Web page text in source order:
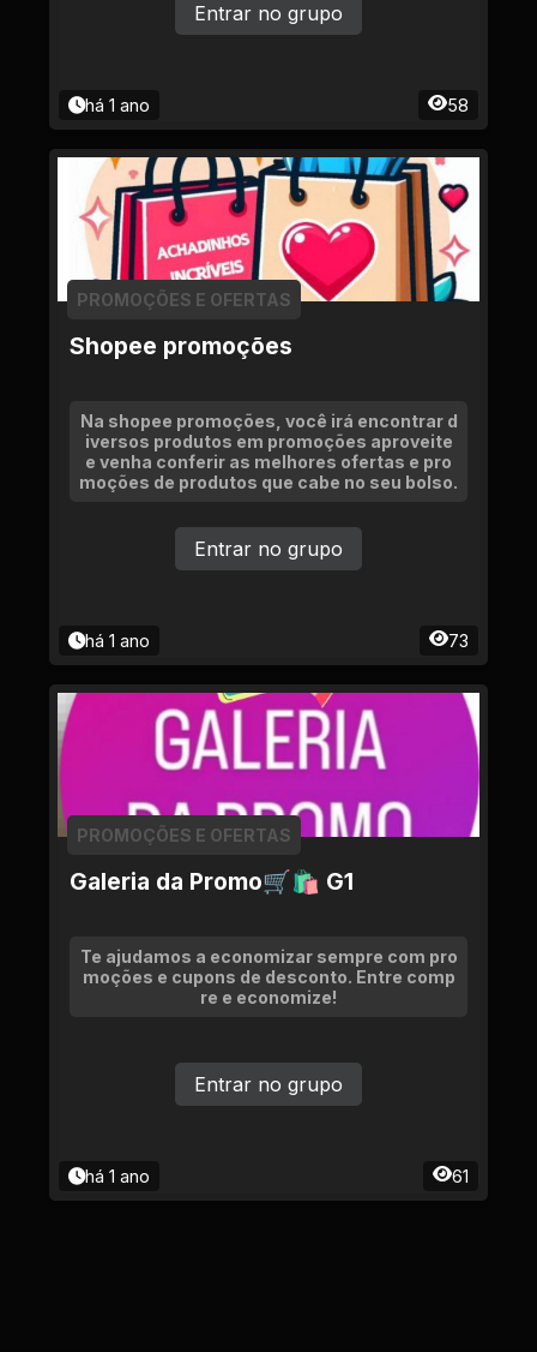
há 1 ano 58
Entrar no grupo
Shopee promoções
PROMOÇÕES E OFERTAS
Na shopee promoções, você irá encontrar d
iversos produtos em promoções aproveite
e venha conferir as melhores ofertas e pro
moções de produtos que cabe no seu bolso.
há 1 ano 73
Entrar no grupo
Galeria da Promo🛒🛍 G1
PROMOÇÕES E OFERTAS
Te ajudamos a economizar sempre com pro
moções e cupons de desconto. Entre comp
re e economize!
há 1 ano 61
Entrar no grupo